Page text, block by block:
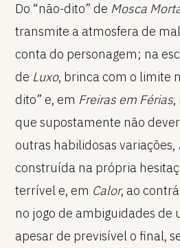
Do “não-dito” de Mosca
transmite a atmosfera de
conta do personagem; na
de Luxo, brinca com o limite
dito” e, em Freiras em Férias,
que supostamente não
outras habilidosas variações,
construída na própria
terrível e, em Calor, ao
no jogo de ambiguidades de
apesar de previsível o final,